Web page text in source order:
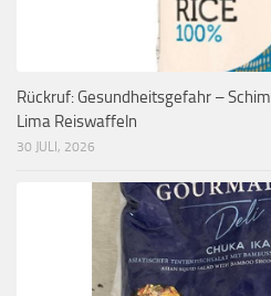
Rückruf: Gesundheitsgefahr –
Lima Reiswaffeln
30 JULI, 2026